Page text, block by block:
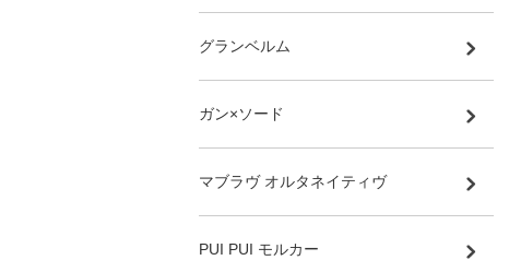
グランベルム
ガン×ソード
マブラヴ オルタネイティヴ
PUI PUI モルカー